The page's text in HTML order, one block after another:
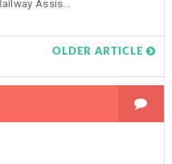
Assis...
OLDER ARTICLE